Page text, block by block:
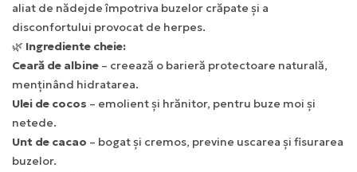
aliat de nădejde împotriva buzelor crăpate și a
disconfortului provocat de herpes.
🌿 Ingrediente cheie:
Ceară de albine – creează o barieră protectoare naturală,
menținând hidratarea.
Ulei de cocos – emolient și hrănitor, pentru buze moi și
netede.
Unt de cacao – bogat și cremos, previne uscarea și fisurarea
buzelor.